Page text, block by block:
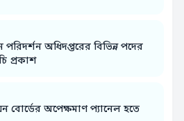
অধিদপ্তরের বিভিন্ন পদের
প্রকাশ
বোর্ডের অপেক্ষমাণ প্যানেল হতে